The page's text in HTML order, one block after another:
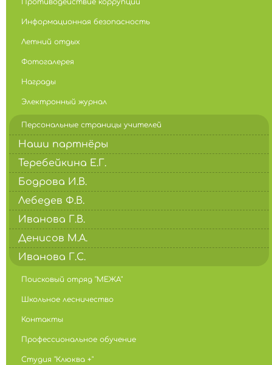
Противодействие коррупции
Информационная безопасность
Летний отдых
Фотогалерея
Награды
Электронный журнал
Персональные страницы учителей
Наши партнёры
Теребейкина Е.Г.
Бодрова И.В.
Лебедев Ф.В.
Иванова Г.В.
Денисов М.А.
Иванова Г.С.
Поисковый отряд "МЕЖА"
Школьное лесничество
Контакты
Профессиональное обучение
Студия "Клюква +"